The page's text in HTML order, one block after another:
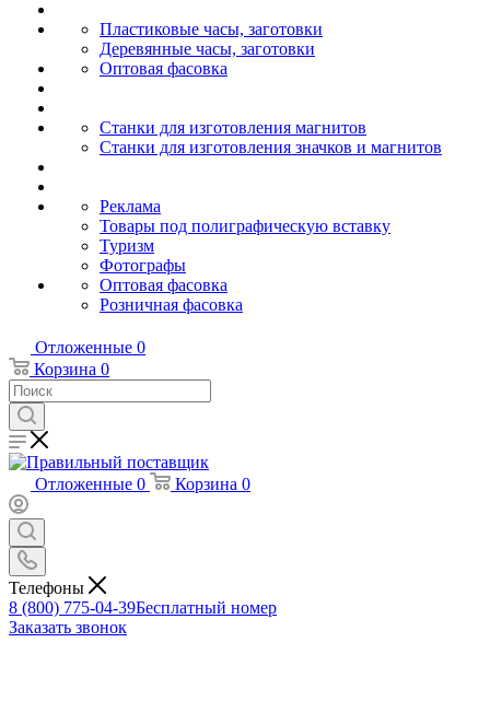
Пластиковые часы, заготовки
Деревянные часы, заготовки
Оптовая фасовка
Станки для изготовления магнитов
Станки для изготовления значков и магнитов
Реклама
Товары под полиграфическую вставку
Туризм
Фотографы
Оптовая фасовка
Розничная фасовка
Отложенные 0
Корзина 0
Отложенные 0 Корзина 0
Телефоны
8 (800) 775-04-39Бесплатный номер
Заказать звонок